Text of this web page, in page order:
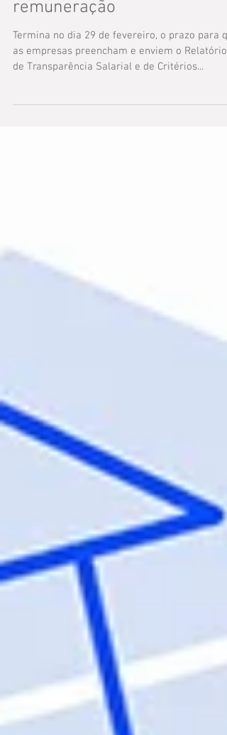
enviarem relatórios de
remuneração
Termina no dia 29 de fevereiro, o prazo para